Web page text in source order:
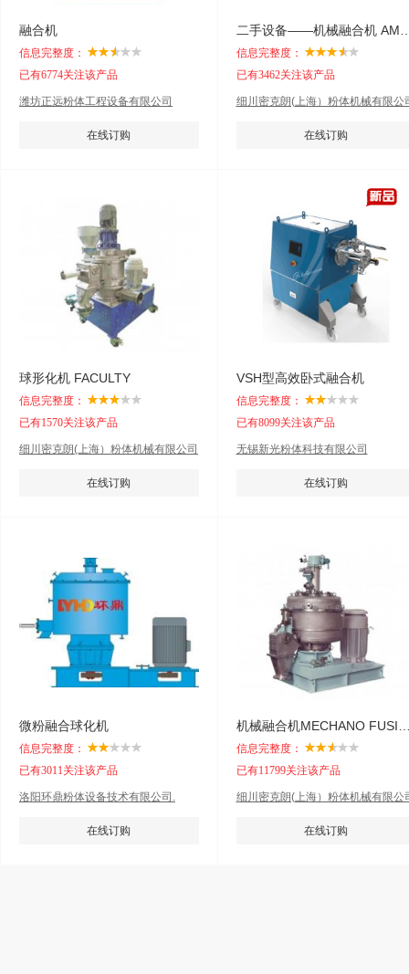
融合机
信息完整度：
已有6774关注该产品
潍坊正远粉体工程设备有限公司
在线订购
信息完整度：
已有3462关注该产品
细川密克朗(上海）粉体机械有限公
在线订购
球形化机 FACULTY
信息完整度：
已有1570关注该产品
细川密克朗(上海）粉体机械有限公司
在线订购
VSH型高效卧式融合机
信息完整度：
已有8099关注该产品
无锡新光粉体科技有限公司
在线订购
微粉融合球化机
信息完整度：
已有3011关注该产品
洛阳环鼎粉体设备技术有限公司.
在线订购
信息完整度：
已有11799关注该产品
细川密克朗(上海）粉体机械有限公
在线订购